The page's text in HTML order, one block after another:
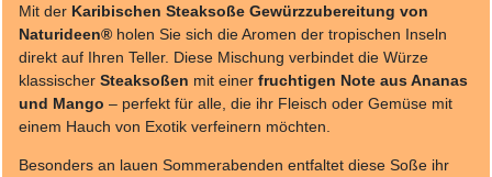
Mit der Karibischen Steaksoße Gewürzzubereitung von
Naturideen® holen Sie sich die Aromen der tropischen Inseln
direkt auf Ihren Teller. Diese Mischung verbindet die Würze
klassischer Steaksoßen mit einer fruchtigen Note aus Ananas
und Mango – perfekt für alle, die ihr Fleisch oder Gemüse mit
einem Hauch von Exotik verfeinern möchten.
Besonders an lauen Sommerabenden entfaltet diese Soße ihr